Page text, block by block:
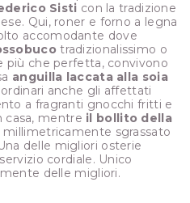
Sisti con la tradizione
Qui, roner e forno a legna
accomodante dove
tradizionalissimo o
più che perfetta, convivono
anguilla laccata alla soia
anche gli affettati
a fragranti gnocchi fritti e
casa, mentre il bollito della
sgrassato
delle migliori osterie
cordiale. Unico
delle migliori.